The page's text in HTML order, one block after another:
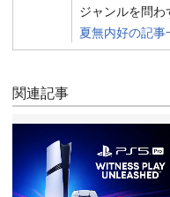
ジャンルを問わ
夏無内好の記事
関連記事